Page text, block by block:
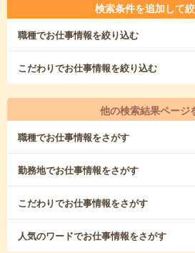
検索条件を追加して
職種でお仕事情報を絞り込む
こだわりでお仕事情報を絞り込む
他の検索結果ページ
職種でお仕事情報をさがす
勤務地でお仕事情報をさがす
こだわりでお仕事情報をさがす
人気のワードでお仕事情報をさがす